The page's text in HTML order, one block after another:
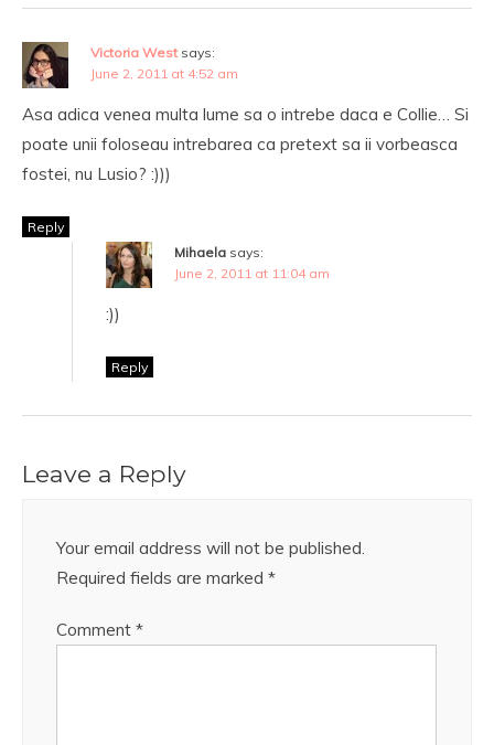
Victoria West says:
June 2, 2011 at 4:52 am
Asa adica venea multa lume sa o intrebe daca e Collie… Si
poate unii foloseau intrebarea ca pretext sa ii vorbeasca
fostei, nu Lusio? :)))
Reply
Mihaela says:
June 2, 2011 at 11:04 am
:))
Reply
Leave a Reply
Your email address will not be published.
Required fields are marked *
Comment *